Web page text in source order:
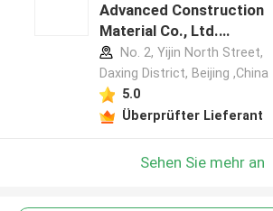
Advanced Construction
Material Co., Ltd.
Herstellerprofil
No. 2, Yijin North Street,
Daxing District, Beijing ,China
5.0
Überprüfter Lieferant
Sehen Sie mehr an